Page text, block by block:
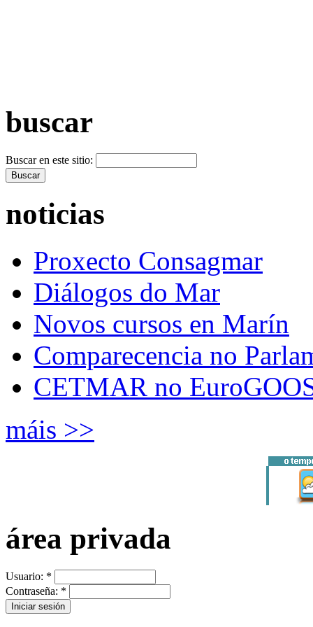
buscar
Buscar en este sitio:
noticias
Proxecto Consagmar
Diálogos do Mar
Novos cursos en Marín
Comparecencia no
CETMAR no
máis >>
área privada
Usuario: *
Contraseña: *